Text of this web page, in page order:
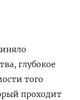
глубокое
того
проходит